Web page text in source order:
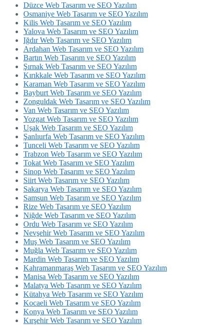
Düzce Web Tasarım ve SEO Yazılım
Osmaniye Web Tasarım ve SEO Yazılım
Kilis Web Tasarım ve SEO Yazılım
Yalova Web Tasarım ve SEO Yazılım
Iğdır Web Tasarım ve SEO Yazılım
Ardahan Web Tasarım ve SEO Yazılım
Bartın Web Tasarım ve SEO Yazılım
Şırnak Web Tasarım ve SEO Yazılım
Kırıkkale Web Tasarım ve SEO Yazılım
Karaman Web Tasarım ve SEO Yazılım
Bayburt Web Tasarım ve SEO Yazılım
Zonguldak Web Tasarım ve SEO Yazılım
Van Web Tasarım ve SEO Yazılım
Yozgat Web Tasarım ve SEO Yazılım
Uşak Web Tasarım ve SEO Yazılım
Şanlıurfa Web Tasarım ve SEO Yazılım
Tunceli Web Tasarım ve SEO Yazılım
Trabzon Web Tasarım ve SEO Yazılım
Tokat Web Tasarım ve SEO Yazılım
Sinop Web Tasarım ve SEO Yazılım
Siirt Web Tasarım ve SEO Yazılım
Sakarya Web Tasarım ve SEO Yazılım
Samsun Web Tasarım ve SEO Yazılım
Rize Web Tasarım ve SEO Yazılım
Niğde Web Tasarım ve SEO Yazılım
Ordu Web Tasarım ve SEO Yazılım
Nevşehir Web Tasarım ve SEO Yazılım
Muş Web Tasarım ve SEO Yazılım
Muğla Web Tasarım ve SEO Yazılım
Mardin Web Tasarım ve SEO Yazılım
Kahramanmaraş Web Tasarım ve SEO Yazılım
Manisa Web Tasarım ve SEO Yazılım
Malatya Web Tasarım ve SEO Yazılım
Kütahya Web Tasarım ve SEO Yazılım
Kocaeli Web Tasarım ve SEO Yazılım
Konya Web Tasarım ve SEO Yazılım
Kırşehir Web Tasarım ve SEO Yazılım